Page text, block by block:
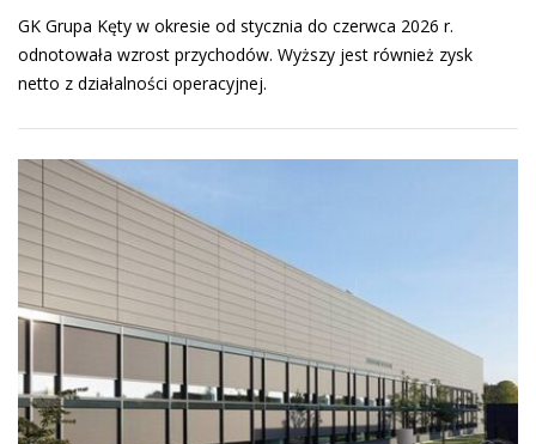
GK Grupa Kęty w okresie od stycznia do czerwca 2026 r.
odnotowała wzrost przychodów. Wyższy jest również zysk
netto z działalności operacyjnej.